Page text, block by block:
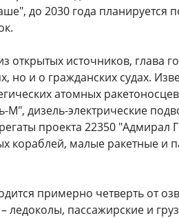
до 2030 года планируется
источников, глава
но и о гражданских судах.
атомных
М", дизель-электрические
проекта 22350 "Адмирал
кораблей, малые ракетные и
примерно четверть от
ледоколы, пассажирские и